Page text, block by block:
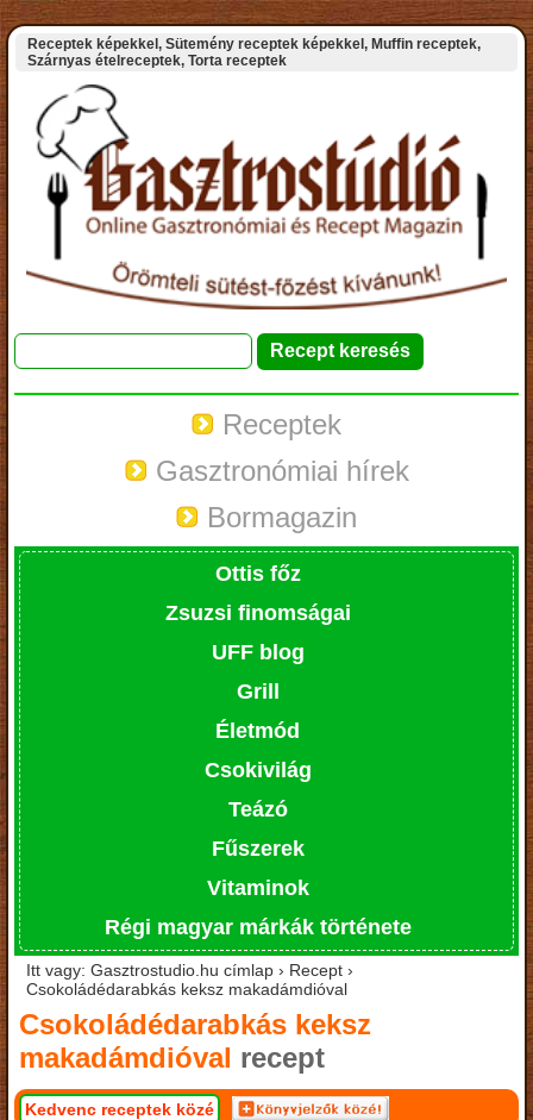
Receptek képekkel, Sütemény receptek képekkel, Muffin receptek,
Szárnyas ételreceptek, Torta receptek
Receptek
Gasztronómiai hírek
Bormagazin
Ottis főz
Zsuzsi finomságai
UFF blog
Grill
Életmód
Csokivilág
Teázó
Fűszerek
Vitaminok
Régi magyar márkák története
Itt vagy: Gasztrostudio.hu címlap › Recept ›
Csokoládédarabkás keksz makadámdióval
Csokoládédarabkás keksz
makadámdióval recept
Kedvenc receptek közé